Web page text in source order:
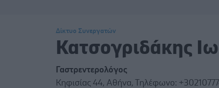
Δίκτυο Συνεργατών
Κατσογριδάκης
Γαστρεντερολόγος
Κηφισίας 44, Αθήνα, Τηλέφωνο: